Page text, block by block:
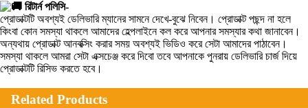
রিটার্ন পলিসি-
প্রোডাক্টটি অবশ্যই ডেলিভারি ম্যানের সামনে দেখে-বুঝে নিবেন। প্রোডাক্ট পছন্দ না হলে
কিংবা কোন সমস্যা থাকলে আমাদের হেল্পলাইনে কল করে আপনার সমস্যার কথা জানাবেন।
অন্যথায় প্রোডাক্ট আনবক্সিং করার সময় অবশ্যই ভিডিও করে সেটা আমাদের পাঠাবেন।
সমস্যা থাকলে আমরা সেটা এক্সচেঞ্জ করে দিবো তবে আপনাকে পুনরায় ডেলিভারি চার্জ দিয়ে
প্রোডাক্টটি রিসিভ করতে হবে।
Related Products